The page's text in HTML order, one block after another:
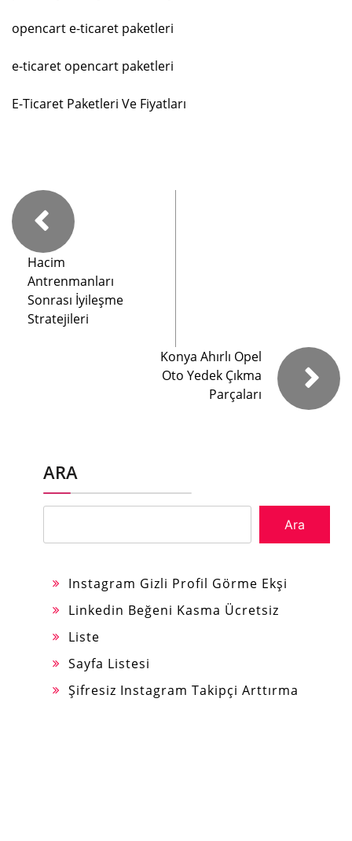
opencart e-ticaret paketleri
e-ticaret opencart paketleri
E-Ticaret Paketleri Ve Fiyatları
Hacim
Antrenmanları
Sonrası İyileşme
Stratejileri
Konya Ahırlı Opel
Oto Yedek Çıkma
Parçaları
ARA
Ara
Instagram Gizli Profil Görme Ekşi
Linkedin Beğeni Kasma Ücretsiz
Liste
Sayfa Listesi
Şifresiz Instagram Takipçi Arttırma